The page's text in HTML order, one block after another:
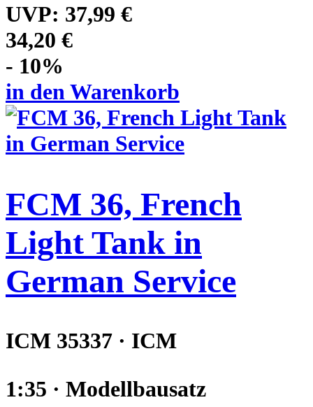
UVP: 37,99 €
34,20 €
- 10%
in den Warenkorb
FCM 36, French
Light Tank in
German Service
ICM 35337 · ICM
1:35 · Modellbausatz